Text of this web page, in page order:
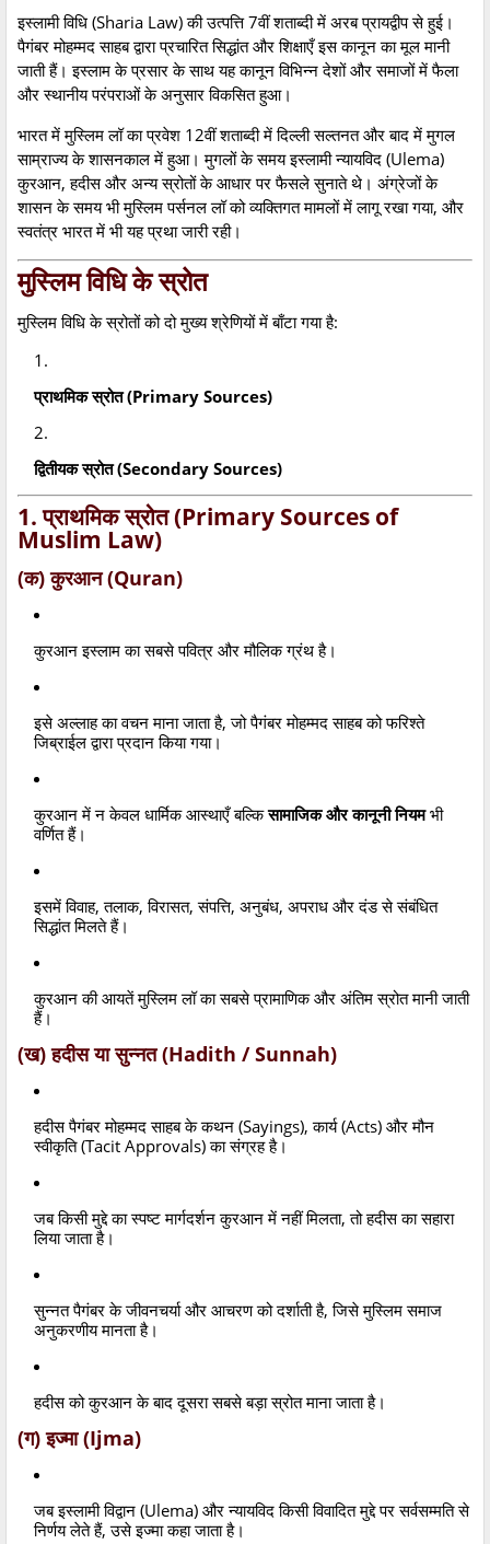
इस्लामी विधि (Sharia Law) की उत्पत्ति 7वीं शताब्दी में अरब प्रायद्वीप से हुई।
पैगंबर मोहम्मद साहब द्वारा प्रचारित सिद्धांत और शिक्षाएँ इस कानून का मूल मानी
जाती हैं। इस्लाम के प्रसार के साथ यह कानून विभिन्न देशों और समाजों में फैला
और स्थानीय परंपराओं के अनुसार विकसित हुआ।
भारत में मुस्लिम लॉ का प्रवेश 12वीं शताब्दी में दिल्ली सल्तनत और बाद में मुगल
साम्राज्य के शासनकाल में हुआ। मुगलों के समय इस्लामी न्यायविद (Ulema)
कुरआन, हदीस और अन्य स्रोतों के आधार पर फैसले सुनाते थे। अंग्रेजों के
शासन के समय भी मुस्लिम पर्सनल लॉ को व्यक्तिगत मामलों में लागू रखा गया, और
स्वतंत्र भारत में भी यह प्रथा जारी रही।
मुस्लिम विधि के स्रोत
मुस्लिम विधि के स्रोतों को दो मुख्य श्रेणियों में बाँटा गया है:
प्राथमिक स्रोत (Primary Sources)
द्वितीयक स्रोत (Secondary Sources)
1. प्राथमिक स्रोत (Primary Sources of
Muslim Law)
(क) कुरआन (Quran)
कुरआन इस्लाम का सबसे पवित्र और मौलिक ग्रंथ है।
इसे अल्लाह का वचन माना जाता है, जो पैगंबर मोहम्मद साहब को फरिश्ते
जिब्राईल द्वारा प्रदान किया गया।
कुरआन में न केवल धार्मिक आस्थाएँ बल्किसामाजिक और कानूनी नियमभी
वर्णित हैं।
इसमें विवाह, तलाक, विरासत, संपत्ति, अनुबंध, अपराध और दंड से संबंधित
सिद्धांत मिलते हैं।
कुरआन की आयतें मुस्लिम लॉ का सबसे प्रामाणिक और अंतिम स्रोत मानी जाती
हैं।
(ख) हदीस या सुन्नत (Hadith / Sunnah)
हदीस पैगंबर मोहम्मद साहब के कथन (Sayings), कार्य (Acts) और मौन
स्वीकृति (Tacit Approvals) का संग्रह है।
जब किसी मुद्दे का स्पष्ट मार्गदर्शन कुरआन में नहीं मिलता, तो हदीस का सहारा
लिया जाता है।
सुन्नत पैगंबर के जीवनचर्या और आचरण को दर्शाती है, जिसे मुस्लिम समाज
अनुकरणीय मानता है।
हदीस को कुरआन के बाद दूसरा सबसे बड़ा स्रोत माना जाता है।
(ग) इज्मा (Ijma)
जब इस्लामी विद्वान (Ulema) और न्यायविद किसी विवादित मुद्दे पर सर्वसम्मति से
निर्णय लेते हैं, उसे इज्मा कहा जाता है।